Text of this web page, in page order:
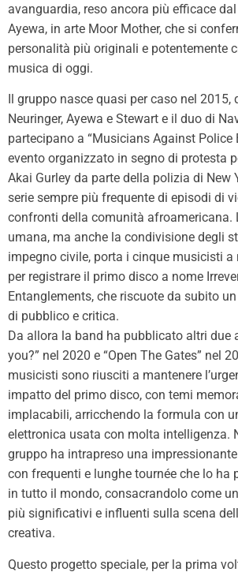
avanguardia, reso ancora più efficace
Ayewa, in arte Moor Mother, che si
personalità più originali e potentemente
musica di oggi.
Il gruppo nasce quasi per caso nel
Neuringer, Ayewa e Stewart e il duo di
partecipano a “Musicians Against Police
evento organizzato in segno di protesta
Akai Gurley da parte della polizia di New
serie sempre più frequente di episodi di
confronti della comunità afroamericana.
umana, ma anche la condivisione degli
impegno civile, porta i cinque musicisti a
per registrare il primo disco a nome
Entanglements, che riscuote da subito
di pubblico e critica.
Da allora la band ha pubblicato altri due
you?” nel 2020 e “Open The Gates” nel
musicisti sono riusciti a mantenere
impatto del primo disco, con temi
implacabili, arricchendo la formula con
elettronica usata con molta intelligenza.
gruppo ha intrapreso una
con frequenti e lunghe tournée che lo ha
in tutto il mondo, consacrandolo come
più significativi e influenti sulla scena
creativa.
Questo progetto speciale, per la prima